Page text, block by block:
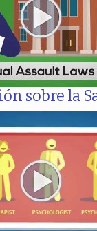
sobre la